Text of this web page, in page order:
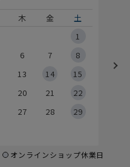
木 金
土
1
6 7
8
13 14
15
20 21
22
27 28
29
オンラインショップ休業日